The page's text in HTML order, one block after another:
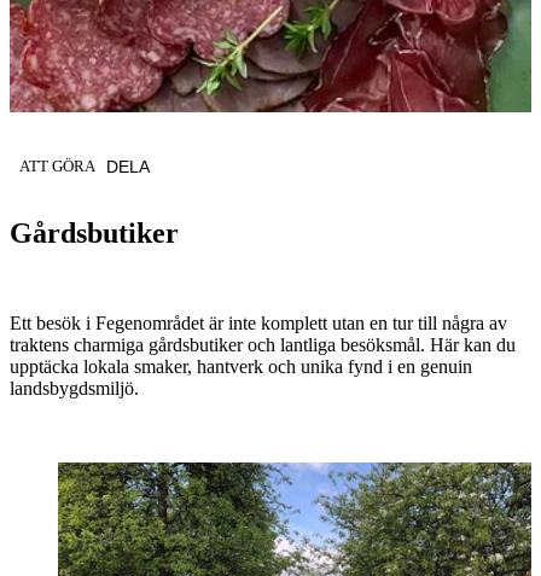
Gårdsbutiker
KATEGORI
ATT GÖRA DELA
Ett besök i Fegenområdet är inte komplett utan en tur till några av
traktens charmiga gårdsbutiker och lantliga besöksmål. Här kan du
upptäcka lokala smaker, hantverk och unika fynd i en genuin
landsbygdsmiljö.
Nämnda
platser
artikeln